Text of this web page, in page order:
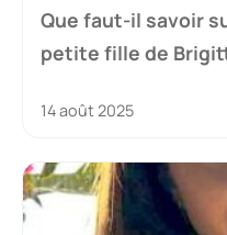
Que faut-il savoir
petite fille de
14 août 2025